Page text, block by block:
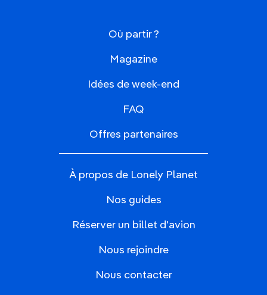
Où partir ?
Magazine
Idées de week-end
FAQ
Offres partenaires
À propos de Lonely Planet
Nos guides
Réserver un billet d'avion
Nous rejoindre
Nous contacter